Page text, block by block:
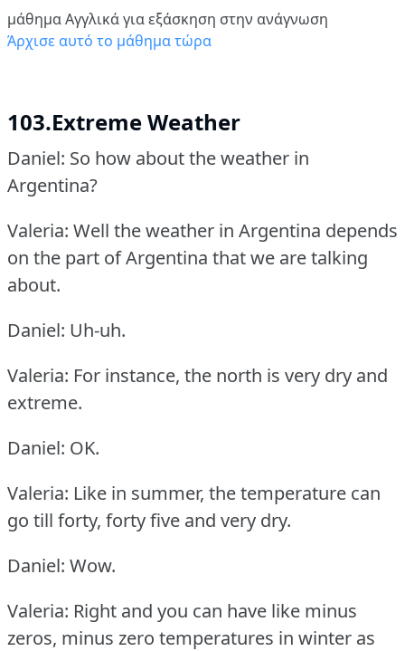
μάθημα Αγγλικά για εξάσκηση στην ανάγνωση
Άρχισε αυτό το μάθημα τώρα
103.Extreme Weather
Daniel: So how about the weather in
Argentina?
Valeria: Well the weather in Argentina depends
on the part of Argentina that we are talking
about.
Daniel: Uh-uh.
Valeria: For instance, the north is very dry and
extreme.
Daniel: OK.
Valeria: Like in summer, the temperature can
go till forty, forty five and very dry.
Daniel: Wow.
Valeria: Right and you can have like minus
zeros, minus zero temperatures in winter as